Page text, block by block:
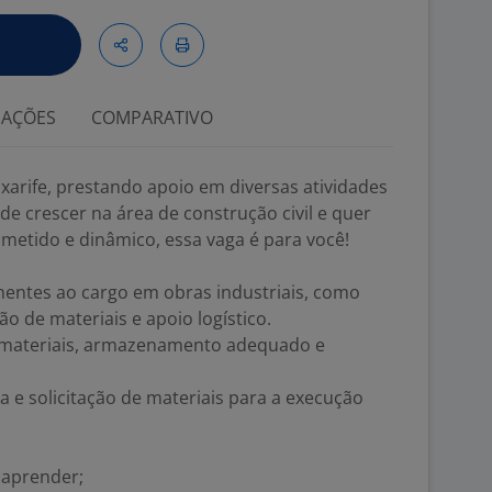
COMPARATIVO
prestando apoio em diversas atividades
crescer na área de construção civil e quer
e dinâmico, essa vaga é para você!
ao cargo em obras industriais, como
de materiais e apoio logístico.
armazenamento adequado e
e solicitação de materiais para a execução